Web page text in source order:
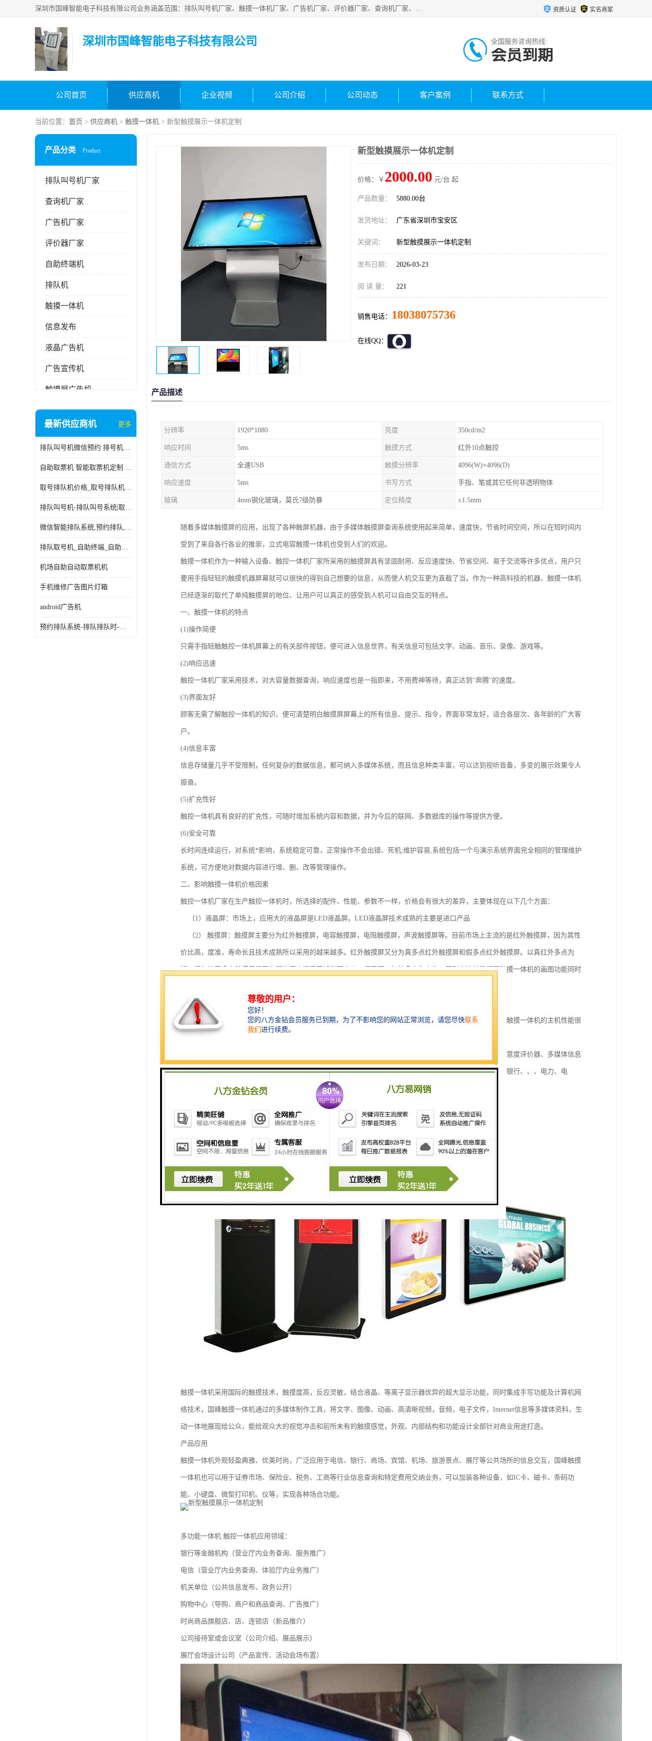
深圳市国峰智能电子科技有限公司业务涵盖范围：排队叫号机厂家、触摸一体机厂家、广告机厂家、评价器厂家、查询机厂家、自助终端机厂家；公司是一家集研发、生产、销售为一体的国民企业，设备制造商和解决方案提供商，广泛应用于银行、医院、、电力、电信、、交通、民航、保险等行业，为不同行业量身定制软硬件为一体的解决方案。 资质认证 实名商家
深圳市国峰智能电子科技有限公司 全国服务咨询热线:
会员到期
公司首页 供应商机 企业视频 公司介绍 公司动态 客户案例 联系方式
当前位置： 首页 > 供应商机 > 触摸一体机 > 新型触摸展示一体机定制
产品分类 Product
排队叫号机厂家
查询机厂家
广告机厂家
评价器厂家
自助终端机
排队机
触摸一体机
信息发布
液晶广告机
广告宣传机
触摸屏广告机
液晶显示器
电子白板
自助服务终端
最新供应商机 更多
排队叫号机微信预约 排号机诊所 行政大厅营业厅取号机
自助取票机 智能取票机定制 款式多样
取号排队机价格_取号排队机报价_取号排队机多少钱
排队叫号机-排队叫号系统|取号机-液晶拼接屏-自助终端机
微信智能排队系统,预约排队,扫码排队,微信叫号
排队取号机_自助终端_自助签到一体机 支持定做
机场自助自动取票机机
手机维修广告图片灯箱
android广告机
预约排队系统-排队排队时-排动排号系统和排队的使用方法
新型触摸展示一体机定制
价格：￥ 2000.00 元/台 起
产品数量： 5880.00台
发货地址： 广东省深圳市宝安区
关键词： 新型触摸展示一体机定制
发布日期： 2026-03-23
阅 读 量： 221
销售电话： 18038075736
在线QQ：
产品描述
分辨率 1920*1080 亮度 350cd/m2
响应时间 5ms 触摸方式 红外10点触控
通信方式 全速USB 触摸分辨率 4096(W)×4096(D)
响应速度 5ms 书写方式 手指、笔或其它任何非透明物体
玻璃 4mm钢化玻璃，莫氏7级防暴 定位精度 ±1.5mm
随着多媒体触摸屏的应用，出现了各种触屏机器，由于多媒体触摸屏查询系统使用起来简单，速度快，节省时间空间，所以在短时间内
受到了来自各行各业的推崇，立式电容触摸一体机也受到人们的欢迎。
触摸一体机作为一种输入设备、触控一体机厂家所采用的触摸屏具有坚固耐用、反应速度快、节省空间、易于交流等许多优点，用户只
要用手指轻轻的触摸机器屏幕就可以很快的得到自己想要的信息，从而使人机交互更为直截了当。作为一种高科技的机器、触摸一体机
已经逐渐的取代了单纯触摸屏的地位、让用户可以真正的感受到人机可以自由交互的特点。
一、触摸一体机的特点
(1)操作简便
只需手指轻触触控一体机屏幕上的有关部件按钮，便可进入信息世界，有关信息可包括文字、动画、音乐、录像、游戏等。
(2)响应迅速
触控一体机厂家采用技术，对大容量数据查询，响应速度也是一指即来，不用费神等待，真正达到"奔腾"的速度。
(3)界面友好
顾客无需了解触控一体机的知识、便可清楚明白触摸屏屏幕上的所有信息、提示、指令，界面非常友好，适合各层次、各年龄的广大客
户。
(4)信息丰富
信息存储量几乎不受限制，任何复杂的数据信息，都可纳入多媒体系统，而且信息种类丰富，可以达到视听皆备，多变的展示效果令人
振奋。
(5)扩充性好
触控一体机具有良好的扩充性，可随时增加系统内容和数据，并为今后的联网、多数据库的操作等提供方便。
(6)安全可靠
长时间连续运行，对系统*影响，系统稳定可靠，正常操作不会出错、死机;维护容易,系统包括一个与演示系统界面完全相同的管理维护
系统，可方便地对数据内容进行增、删、改等管理操作。
二、影响触摸一体机价格因素
触控一体机厂家在生产触控一体机时，所选择的配件、性能、参数不一样，价格会有很大的差异，主要体现在以下几个方面：
（1）液晶屏：市场上，应用大的液晶屏是LED液晶屏。LED液晶屏技术成熟的主要是进口产品
（2） 触摸屏：触摸屏主要分为红外触摸屏，电容触摸屏，电阻触摸屏，声波触摸屏等。目前市场上主流的是红外触摸屏，因为其性
价比高，度准，寿命长且技术成熟所以采用的越来越多。红外触摸屏又分为真多点红外触摸屏和假多点红外触摸屏。以真红外多点为
好，假红外真多点触摸屏是因为那些厂商资质不够做不出来，但又要以红外多点为由头，区别方法就是打开触摸一体机的画图功能同时
（3）电脑主机：主机分为CPU,内存，硬盘，主板。
触控一体机厂家若是采用一些不的的话那价格就相差更大。同样，质量，稳定性等各方面也是有差别的。所以触摸一体机的主机性能很
深圳市国峰智能电子科技有限公司是一家集研发、生产、销售为一体的高新技术国民企业，的排队叫号机、满意度评价器、多媒体信息
发布系统、触摸查询一体机、多媒体会议教学一体机、广告机、等设备制造商和解决方案提供商，广泛应用于银行、、、电力、电
信、、交通、民航、保险等行业，为不同行业量身定制软硬件为一体的解决方案。
触摸一体机采用国际的触摸技术，触摸度高，反应灵敏，结合液晶、等离子显示器优异的超大显示功能，同时集成手写功能及计算机网
络技术，国峰触摸一体机通过的多媒体制作工具，将文字、图像、动画、高清晰视频，音频，电子文件，Internet信息等多媒体资料，生
动一体地展现给公众，能给观众大的视觉冲击和前所未有的触摸感觉，外观、内部结构和功能设计全部针对商业用途打造。
产品应用
触摸一体机外观轻盈典雅、优美时尚，广泛应用于电信、银行、商场、宾馆、机场、旅游景点、展厅等公共场所的信息交互，国峰触摸
一体机也可以用于证券市场、保险业、税务、工商等行业信息查询和特定费用交纳业务，可以加装各种设备，如IC卡、磁卡、条码功
能、小键盘、微型打印机、仪等，实现各种场合功能。
多功能一体机 触控一体机应用领域：
银行等金融机构（营业厅内业务查询、服务推广）
电信（营业厅内业务查询、体验厅内业务推广）
机关单位（公共信息发布、政务公开）
购物中心（导购、商户和商品查询、广告推广）
时尚商品旗舰店、店、连锁店（新品推介）
公司接待室或会议室（公司介绍、展品展示）
展厅会场设计公司（产品宣传、活动会场布置）